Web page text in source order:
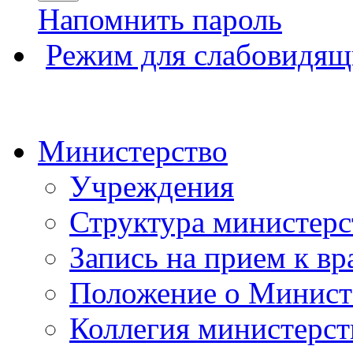
Напомнить пароль
Режим для
Министерство
Учреждения
Структура
Запись на прием к
Положение о
Коллегия